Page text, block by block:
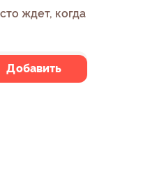
ждет, когда
Добавить